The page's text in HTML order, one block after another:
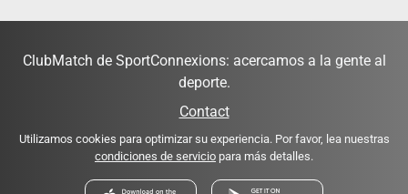
ClubMatch de SportConnexions: acercamos a la gente al
deporte.
Contact
Utilizamos cookies para optimizar su experiencia. Por favor, lea nuestras
condiciones de servicio para más detalles.